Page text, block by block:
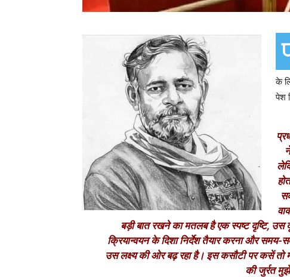
के
पेश
बड़ी बात रखने का मतलब है एक स्पष्ट दृष्टि, उस
क्रियान्वयन के दिशा निर्देश तैयार करना और
उस लक्ष्य की ओर बढ़ रहा है। इस कसौटी पर कसें
की जुर्रत